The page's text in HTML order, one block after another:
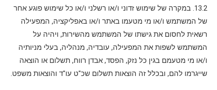
13.2. במקרה של שימוש זדוני ו/או רשלני ו/או כל שימוש פוגע אחר
של המשתמש ו/או מי מטעמו באתר ו/או באפליקציה, המפעילה
רשאית לחסום את גישתו של המשתמש מהשירות, ויהיה על
המשתמש לשפות את המפעילה, עובדיה, מנהליה, בעלי מניותיה
ו/או מי מטעמם בגין כל נזק, הפסד, אבדן רווח, תשלום או הוצאה
שייגרמו להם, ובכלל זה הוצאות תשלום שכ"ט עו"ד והוצאות משפט.